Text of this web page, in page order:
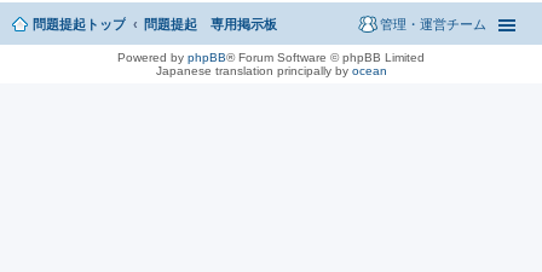
問題提起トップ 問題提起 専用掲示板 管理・運営チーム
Powered by phpBB® Forum Software © phpBB Limited
Japanese translation principally by ocean